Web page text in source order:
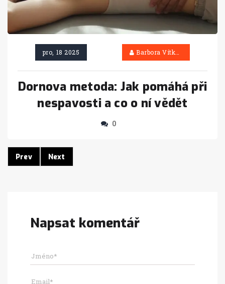
pro, 18 2025 Barbora Vítková
Dornova metoda: Jak pomáhá při
nespavosti a co o ní vědět
0
Prev Next
Napsat komentář